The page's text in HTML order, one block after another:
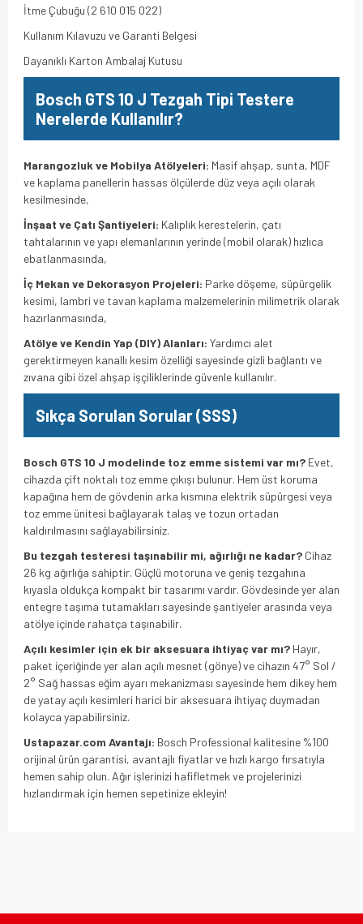
İtme Çubuğu (2 610 015 022)
Kullanım Kılavuzu ve Garanti Belgesi
Dayanıklı Karton Ambalaj Kutusu
Bosch GTS 10 J Tezgah Tipi Testere
Nerelerde Kullanılır?
Marangozluk ve Mobilya Atölyeleri: Masif ahşap, sunta, MDF
ve kaplama panellerin hassas ölçülerde düz veya açılı olarak
kesilmesinde,
İnşaat ve Çatı Şantiyeleri: Kalıplık kerestelerin, çatı
tahtalarının ve yapı elemanlarının yerinde (mobil olarak) hızlıca
ebatlanmasında,
İç Mekan ve Dekorasyon Projeleri: Parke döşeme, süpürgelik
kesimi, lambri ve tavan kaplama malzemelerinin milimetrik olarak
hazırlanmasında,
Atölye ve Kendin Yap (DIY) Alanları: Yardımcı alet
gerektirmeyen kanallı kesim özelliği sayesinde gizli bağlantı ve
zıvana gibi özel ahşap işçiliklerinde güvenle kullanılır.
Sıkça Sorulan Sorular (SSS)
Bosch GTS 10 J modelinde toz emme sistemi var mı? Evet,
cihazda çift noktalı toz emme çıkışı bulunur. Hem üst koruma
kapağına hem de gövdenin arka kısmına elektrik süpürgesi veya
toz emme ünitesi bağlayarak talaş ve tozun ortadan
kaldırılmasını sağlayabilirsiniz.
Bu tezgah testeresi taşınabilir mi, ağırlığı ne kadar? Cihaz
26 kg ağırlığa sahiptir. Güçlü motoruna ve geniş tezgahına
kıyasla oldukça kompakt bir tasarımı vardır. Gövdesinde yer alan
entegre taşıma tutamakları sayesinde şantiyeler arasında veya
atölye içinde rahatça taşınabilir.
Açılı kesimler için ek bir aksesuara ihtiyaç var mı? Hayır,
paket içeriğinde yer alan açılı mesnet (gönye) ve cihazın 47° Sol /
2° Sağ hassas eğim ayarı mekanizması sayesinde hem dikey hem
de yatay açılı kesimleri harici bir aksesuara ihtiyaç duymadan
kolayca yapabilirsiniz.
Ustapazar.com Avantajı: Bosch Professional kalitesine %100
orijinal ürün garantisi, avantajlı fiyatlar ve hızlı kargo fırsatıyla
hemen sahip olun. Ağır işlerinizi hafifletmek ve projelerinizi
hızlandırmak için hemen sepetinize ekleyin!